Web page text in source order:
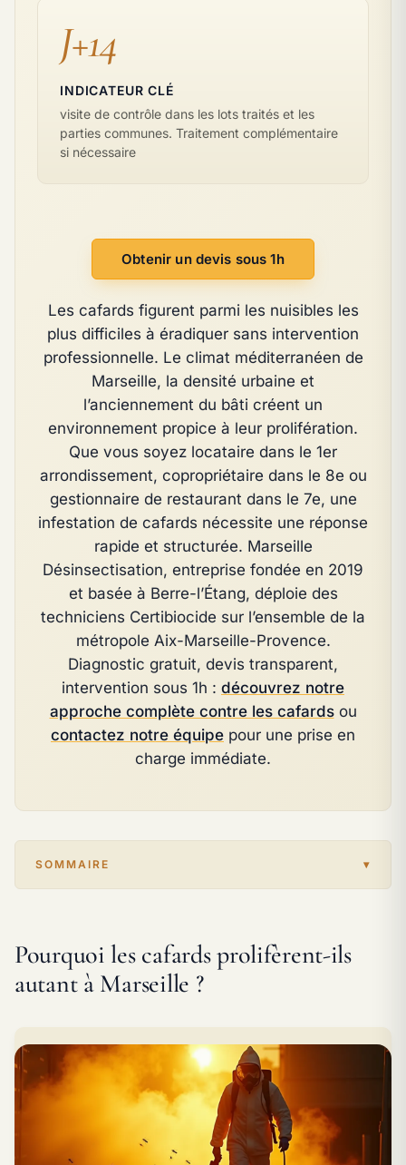
J+14
INDICATEUR CLÉ
visite de contrôle dans les lots traités et les
parties communes. Traitement complémentaire
si nécessaire
Obtenir un devis sous 1h
Les cafards figurent parmi les nuisibles les
plus difficiles à éradiquer sans intervention
professionnelle. Le climat méditerranéen de
Marseille, la densité urbaine et
l’anciennement du bâti créent un
environnement propice à leur prolifération.
Que vous soyez locataire dans le 1er
arrondissement, copropriétaire dans le 8e ou
gestionnaire de restaurant dans le 7e, une
infestation de cafards nécessite une réponse
rapide et structurée. Marseille
Désinsectisation, entreprise fondée en 2019
et basée à Berre-l’Étang, déploie des
techniciens Certibiocide sur l’ensemble de la
métropole Aix-Marseille-Provence.
Diagnostic gratuit, devis transparent,
intervention sous 1h : découvrez notre
approche complète contre les cafardsou
contactez notre équipe pour une prise en
charge immédiate.
SOMMAIRE
Pourquoi les cafards prolifèrent-ils
autant à Marseille ?